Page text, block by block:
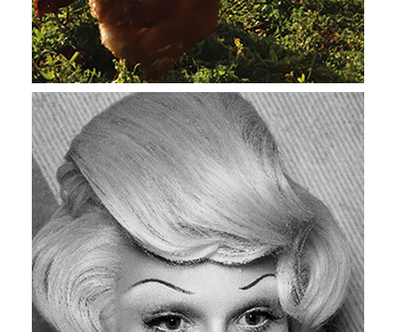
2017
Le futur du
Travail
“Je travaille où je veux, comme je veux, quand je
veux… Ils vont souffrir dans les DRH.”
Alain d’Iribarne
Directeur de recherche au CNRS